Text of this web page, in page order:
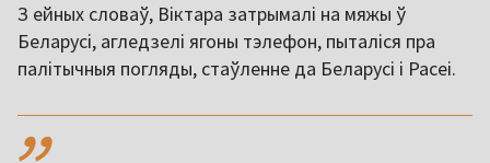
З ейных словаў, Віктара затрымалі на мяжы ў
Беларусі, агледзелі ягоны тэлефон, пыталіся пра
палітычныя погляды, стаўленне да Беларусі і Расеі.
,,